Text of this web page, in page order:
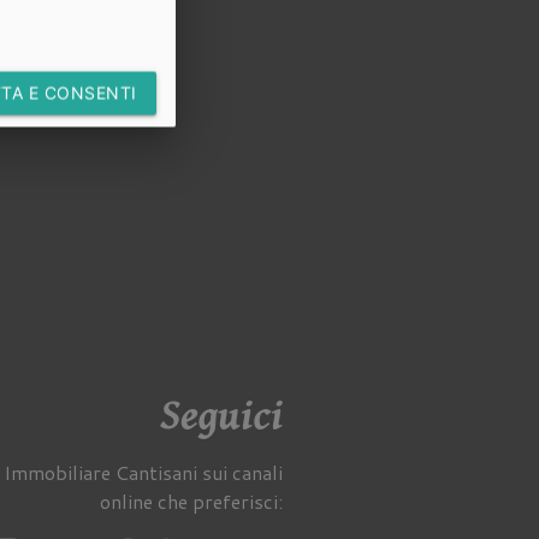
Seguici
Immobiliare Cantisani sui canali
online che preferisci:
E CONSENTI